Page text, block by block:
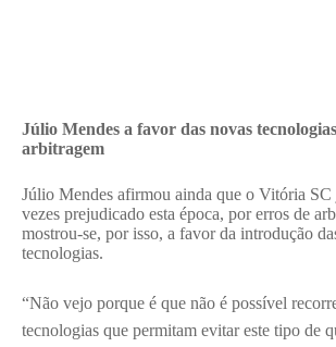
Júlio Mendes a favor das novas
arbitragem
Júlio Mendes afirmou ainda que o Vitória SC
vezes prejudicado esta época, por erros de
mostrou-se, por isso, a favor da introdução
tecnologias.
“Não vejo porque é que não é possível
tecnologias que permitam evitar este tipo de